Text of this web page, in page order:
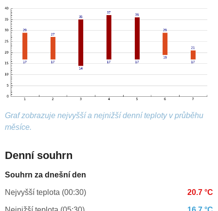
Graf zobrazuje nejvyšší a nejnižší denní teploty v průběhu
měsíce.
Denní souhrn
Souhrn za dnešní den
Nejvyšší teplota (00:30) 20.7 °C